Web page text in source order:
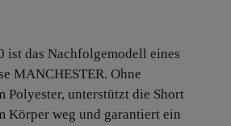
ist das Nachfolgemodell eines
MANCHESTER. Ohne
Polyester, unterstützt die Short
Körper weg und garantiert ein